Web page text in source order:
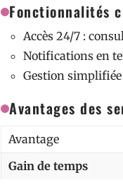
Fonctionnalités
Accès 24/7 :
Notifications en
Gestion simplifiée
Avantages des
Avantage
Gain de temps